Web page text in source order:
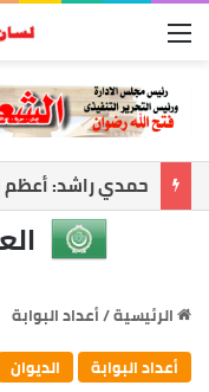
القائمة
الرئيسية/أعداد البوابة
أعداد البوابة
الديوان